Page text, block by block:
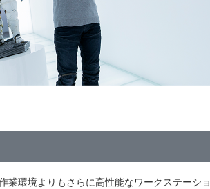
業環境よりもさらに高性能なワークステーショ